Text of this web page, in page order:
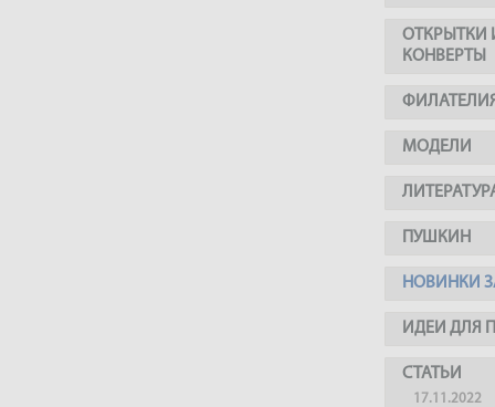
ОТКРЫТКИ
КОНВЕРТЫ
МОДЕЛИ
ПУШКИН
НОВИНКИ
ИДЕИ ДЛЯ
СТАТЬИ
17.11.2022